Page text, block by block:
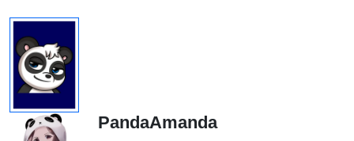
PandaAmanda